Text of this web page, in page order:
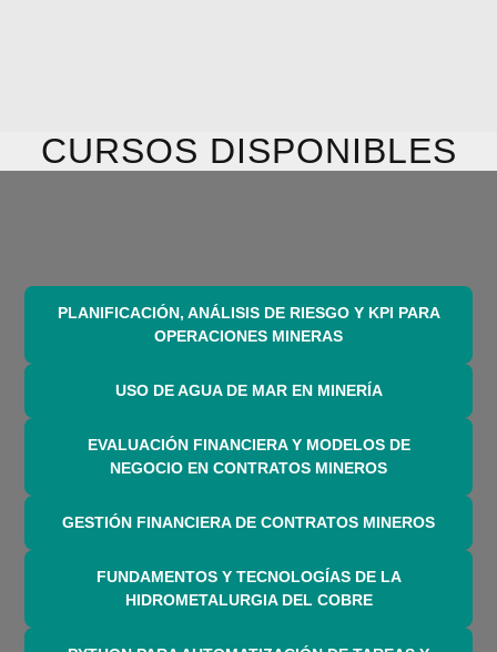
CURSOS DISPONIBLES
PLANIFICACIÓN, ANÁLISIS DE RIESGO Y KPI PARA
OPERACIONES MINERAS
USO DE AGUA DE MAR EN MINERÍA
EVALUACIÓN FINANCIERA Y MODELOS DE
NEGOCIO EN CONTRATOS MINEROS
GESTIÓN FINANCIERA DE CONTRATOS MINEROS
FUNDAMENTOS Y TECNOLOGÍAS DE LA
HIDROMETALURGIA DEL COBRE